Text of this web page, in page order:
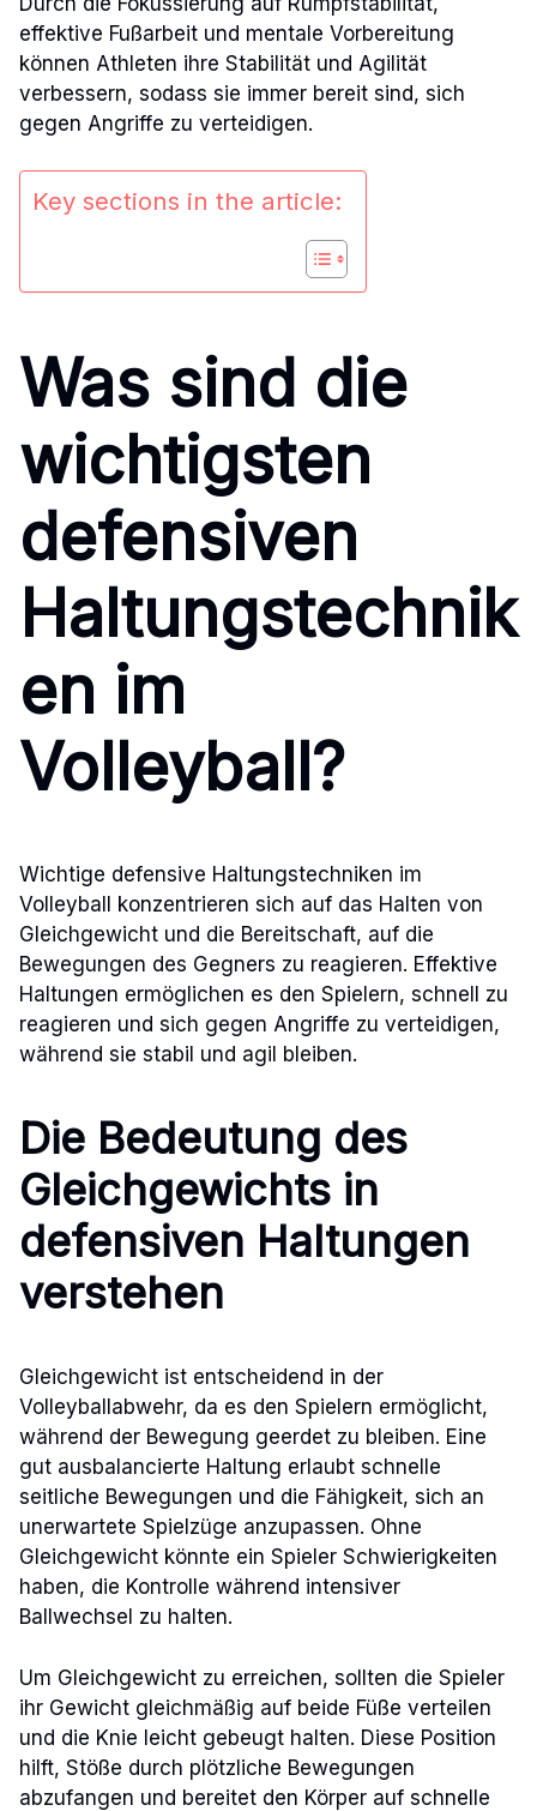
effektive Fußarbeit und mentale Vorbereitung
können Athleten ihre Stabilität und Agilität
verbessern, sodass sie immer bereit sind, sich
gegen Angriffe zu verteidigen.
Key sections in the article:
Was sind die
wichtigsten
defensiven
Haltungstechnik
en im
Volleyball?
Wichtige defensive Haltungstechniken im
Volleyball konzentrieren sich auf das Halten von
Gleichgewicht und die Bereitschaft, auf die
Bewegungen des Gegners zu reagieren. Effektive
Haltungen ermöglichen es den Spielern, schnell zu
reagieren und sich gegen Angriffe zu verteidigen,
während sie stabil und agil bleiben.
Die Bedeutung des
Gleichgewichts in
defensiven Haltungen
verstehen
Gleichgewicht ist entscheidend in der
Volleyballabwehr, da es den Spielern ermöglicht,
während der Bewegung geerdet zu bleiben. Eine
gut ausbalancierte Haltung erlaubt schnelle
seitliche Bewegungen und die Fähigkeit, sich an
unerwartete Spielzüge anzupassen. Ohne
Gleichgewicht könnte ein Spieler Schwierigkeiten
haben, die Kontrolle während intensiver
Ballwechsel zu halten.
Um Gleichgewicht zu erreichen, sollten die Spieler
ihr Gewicht gleichmäßig auf beide Füße verteilen
und die Knie leicht gebeugt halten. Diese Position
hilft, Stöße durch plötzliche Bewegungen
abzufangen und bereitet den Körper auf schnelle